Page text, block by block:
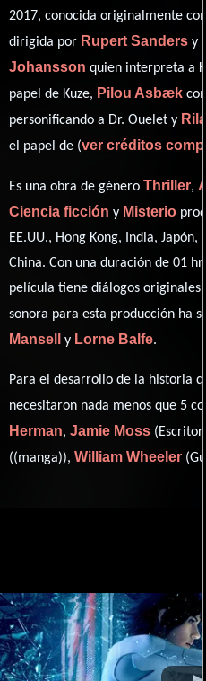
2017, conocida originalmente
dirigida por Rupert Sanders y
Johansson quien interpreta a
papel de Kuze, Pilou Asbæk
personificando a Dr. Ouelet y
el papel de (ver créditos
Es una obra de género Thriller,
Ciencia ficción y Misterio
EE.UU., Hong Kong, India, Japón,
China. Con una duración de 01
película tiene diálogos originales
sonora para esta producción ha
Mansell
y Lorne Balfe.
Para el desarrollo de la historia
necesitaron nada menos que 5
Herman, Jamie Moss
((manga)), William Wheeler